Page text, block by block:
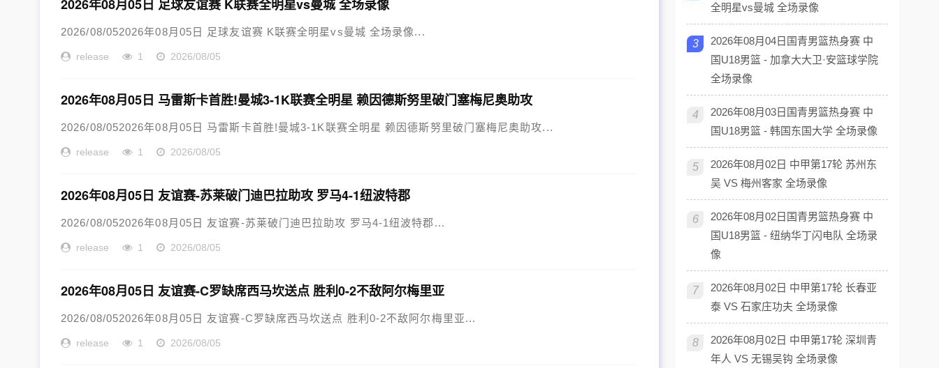
2026年08月05日 足球友谊赛 K联赛全明星vs曼城 全场录像
2026/08/052026年08月05日 足球友谊赛 K联赛全明星vs曼城 全场录像...
release 1 2026/08/05
2026年08月05日 马雷斯卡首胜!曼城3-1K联赛全明星 赖因德斯努里破门塞梅尼奥助攻
2026/08/052026年08月05日 马雷斯卡首胜!曼城3-1K联赛全明星 赖因德斯努里破门塞梅尼奥助攻...
release 1 2026/08/05
2026年08月05日 友谊赛-苏莱破门迪巴拉助攻 罗马4-1纽波特郡
2026/08/052026年08月05日 友谊赛-苏莱破门迪巴拉助攻 罗马4-1纽波特郡...
release 1 2026/08/05
2026年08月05日 友谊赛-C罗缺席西马坎送点 胜利0-2不敌阿尔梅里亚
2026/08/052026年08月05日 友谊赛-C罗缺席西马坎送点 胜利0-2不敌阿尔梅里亚...
release 1 2026/08/05
全明星vs曼城 全场录像
3
2026年08月04日国青男篮热身赛 中
国U18男篮 - 加拿大大卫·安篮球学院
全场录像
4
2026年08月03日国青男篮热身赛 中
国U18男篮 - 韩国东国大学 全场录像
5
2026年08月02日 中甲第17轮 苏州东
吴 VS 梅州客家 全场录像
6
2026年08月02日国青男篮热身赛 中
国U18男篮 - 纽纳华丁闪电队 全场录
像
7
2026年08月02日 中甲第17轮 长春亚
泰 VS 石家庄功夫 全场录像
8
2026年08月02日 中甲第17轮 深圳青
年人 VS 无锡吴钩 全场录像